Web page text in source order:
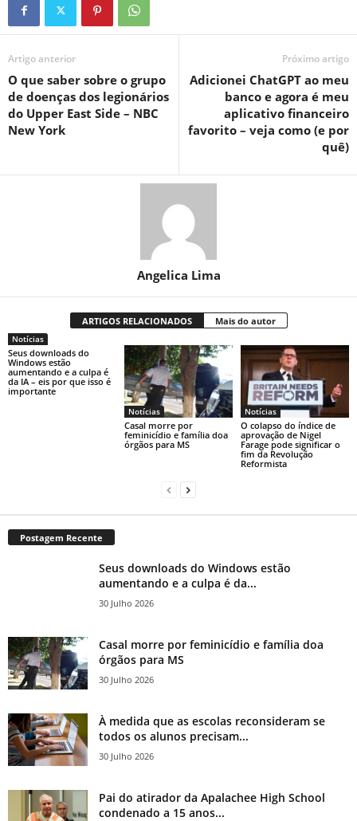
Artigo anterior
O que saber sobre o grupo
de doenças dos legionários
do Upper East Side – NBC
New York
Próximo artigo
Adicionei ChatGPT ao meu
banco e agora é meu
aplicativo financeiro
favorito – veja como (e por
quê)
Angelica Lima
ARTIGOS RELACIONADOS Mais do autor
Notícias
Seus downloads do
Windows estão
aumentando e a culpa é
da IA ​​– eis por que isso é
importante
Notícias
Casal morre por
feminicídio e família doa
órgãos para MS
Notícias
O colapso do índice de
aprovação de Nigel
Farage pode significar o
fim da Revolução
Reformista
Postagem Recente
Seus downloads do Windows estão
aumentando e a culpa é da...
30 Julho 2026
Casal morre por feminicídio e família doa
órgãos para MS
30 Julho 2026
À medida que as escolas reconsideram se
todos os alunos precisam...
30 Julho 2026
Pai do atirador da Apalachee High School
condenado a 15 anos...